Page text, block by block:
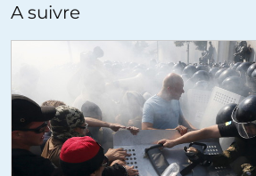
A l’époque il y a eu un reportage sur les
dans le traitement du cancer et/ou contrer
d’autres bienfaits (le doc a été retiré de
Comme le jeûne ne peut pas rapporter
médicaments à vendre) les chercheurs ont
financements bien que les bienfaits ont été
expliqué dans le doc.
A suivre